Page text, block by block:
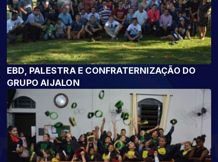
EBD, PALESTRA E CONFRATERNIZAÇÃO DO
GRUPO AIJALON